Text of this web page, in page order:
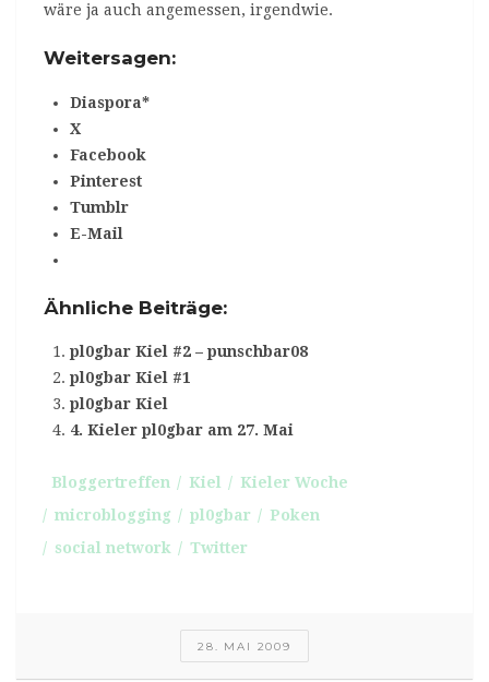
wäre ja auch angemessen, irgendwie.
Weitersagen:
Diaspora*
X
Facebook
Pinterest
Tumblr
E-Mail
Ähnliche Beiträge:
pl0gbar Kiel #2 – punschbar08
pl0gbar Kiel #1
pl0gbar Kiel
4. Kieler pl0gbar am 27. Mai
Bloggertreffen Kiel
Kieler Woche
microblogging
pl0gbar
Poken
social network
Twitter
28. MAI 2009